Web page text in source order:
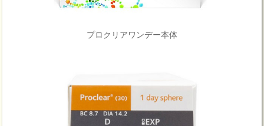
プロクリアワンデー本体